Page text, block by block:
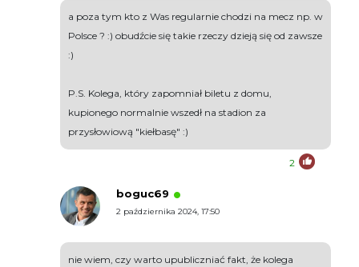
a poza tym kto z Was regularnie chodzi na mecz np. w
Polsce ? :) obudźcie się takie rzeczy dzieją się od zawsze
:)
P.S. Kolega, który zapomniał biletu z domu,
kupionego normalnie wszedł na stadion za
przysłowiową "kiełbasę" :)
2
boguc69
2 października 2024, 17:50
nie wiem, czy warto upubliczniać fakt, że kolega